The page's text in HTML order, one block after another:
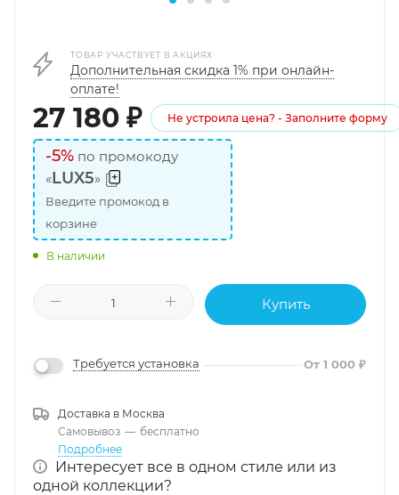
ТОВАР УЧАСТВУЕТ В АКЦИЯХ
Дополнительная скидка 1% при онлайн-
оплате!
27 180 ₽ Не устроила цена? - Заполните форму
-5% по промокоду
«LUX5»
Введите промокод в
корзине
В наличии
Купить
Требуется установка От 1 000 ₽
Доставка в Москва
Самовывоз — бесплатно
Подробнее
Интересует все в одном стиле или из
одной коллекции?